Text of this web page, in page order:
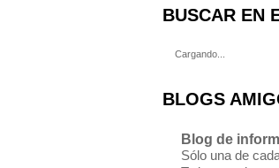
BUSCAR EN
Cargando...
BLOGS
Blog de
Sólo una de